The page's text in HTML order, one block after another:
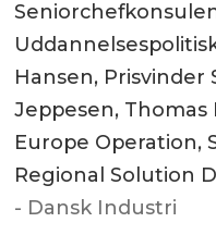
Hansen,
Jeppesen, Thomas
Europe Operation,
Regional Solution
- Dansk Industri